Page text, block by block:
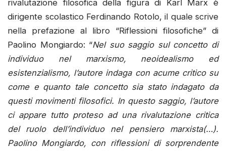
rivalutazione filosofica della figura di Karl Marx è
dirigente scolastico Ferdinando Rotolo, il quale scrive
nella prefazione al libro “Riflessioni filosofiche” di
Paolino Mongiardo: “Nel suo saggio sul concetto di
individuo nel marxismo, neoidealismo ed
esistenzialismo, l’autore indaga con acume critico su
come e quanto tale concetto sia stato indagato da
questi movimenti filosofici. In questo saggio, l’autore
ci appare tutto proteso ad una rivalutazione critica
del ruolo dell’individuo nel pensiero marxista(…).
Paolino Mongiardo, con riflessioni di sorprendente